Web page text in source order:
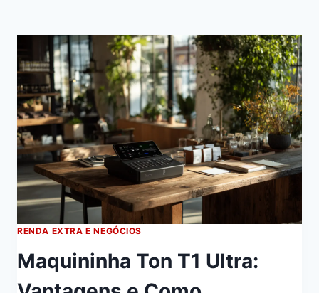
RENDA EXTRA E NEGÓCIOS
Maquininha Ton T1 Ultra: